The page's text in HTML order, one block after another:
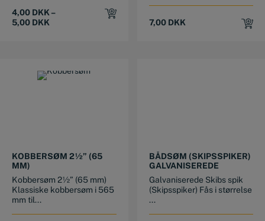
4,00 DKK –
5,00 DKK 7,00 DKK
KOBBERSØM 2½” (65
MM)
Kobbersøm 2½” (65 mm)
Klassiske kobbersøm i 565
mm til...
BÅDSØM (SKIPSSPIKER)
GALVANISEREDE
Galvaniserede Skibs spik
(Skipsspiker) Fås i størrelse
...